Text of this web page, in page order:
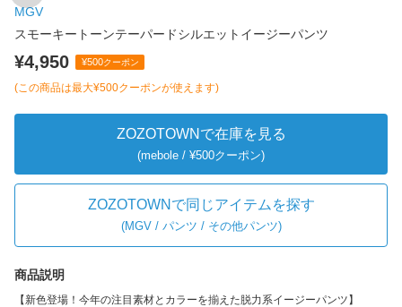
MGV
スモーキートーンテーパードシルエットイージーパンツ
¥4,950 ¥500クーポン
(この商品は最大¥500クーポンが使えます)
ZOZOTOWNで在庫を見る
(mebole / ¥500クーポン)
ZOZOTOWNで同じアイテムを探す
(MGV / パンツ / その他パンツ)
商品説明
【新色登場！今年の注目素材とカラーを揃えた脱力系イージーパンツ】